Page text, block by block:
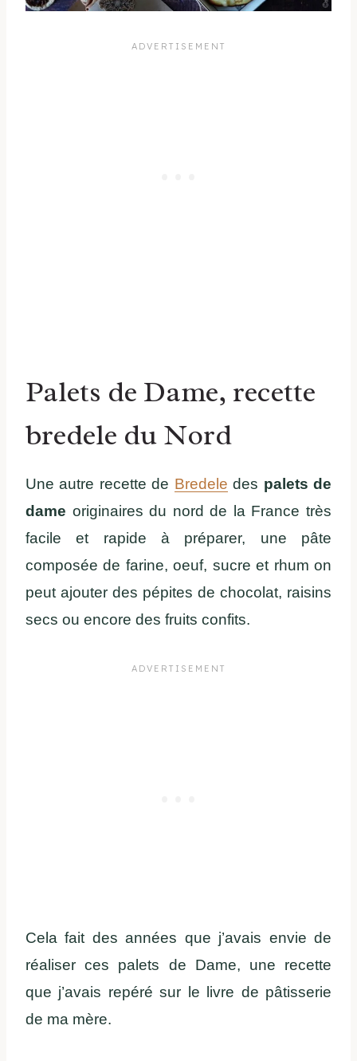
Palets de Dame, recette
bredele du Nord
Une autre recette de Bredele des palets de
dame originaires du nord de la France très
facile et rapide à préparer, une pâte
composée de farine, oeuf, sucre et rhum on
peut ajouter des pépites de chocolat, raisins
secs ou encore des fruits confits.
Cela fait des années que j’avais envie de
réaliser ces palets de Dame, une recette
que j’avais repéré sur le livre de pâtisserie
de ma mère.